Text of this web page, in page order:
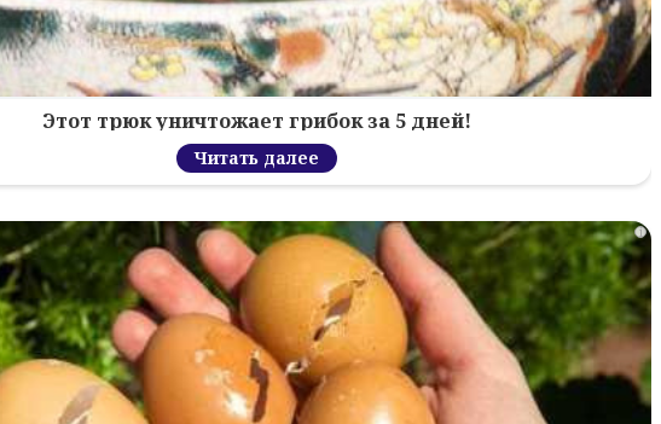
Этот трюк уничтожает грибок за 5 дней!
Читать далее
i